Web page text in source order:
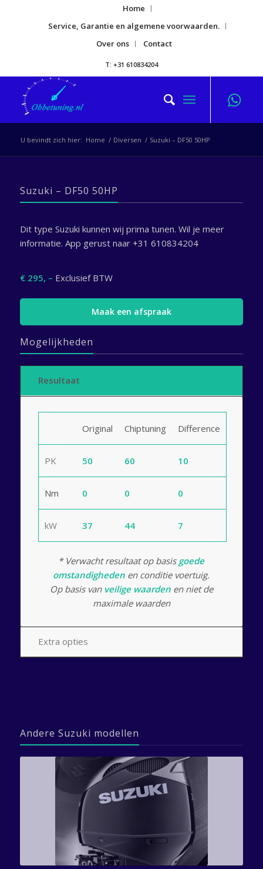
Home
Service, Garantie en algemene voorwaarden.
Over ons
Contact
T: +31 610834204
U bevindt zich hier: Home / Diversen / Suzuki – DF50 50HP
Suzuki – DF50 50HP
Dit type Suzuki kunnen wij prima tunen. Wil je meer
informatie. App gerust naar +31 610834204
€ 295, – Exclusief BTW
Maak een afspraak
Mogelijkheden
Resultaat
Original Chiptuning Difference
PK 50 60 10
Nm 0 0 0
kW 37 44 7
* Verwacht resultaat op basis goede
omstandigheden en conditie voertuig.
Op basis van veilige waardenen niet de
maximale waarden
Extra opties
Andere Suzuki modellen